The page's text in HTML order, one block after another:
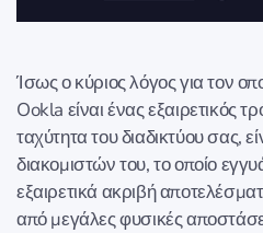
Ίσως ο κύριος λόγος για τον
Ookla είναι ένας εξαιρετικός
ταχύτητα του διαδικτύου σας,
διακομιστών του, το οποίο
εξαιρετικά ακριβή
από μεγάλες φυσικές